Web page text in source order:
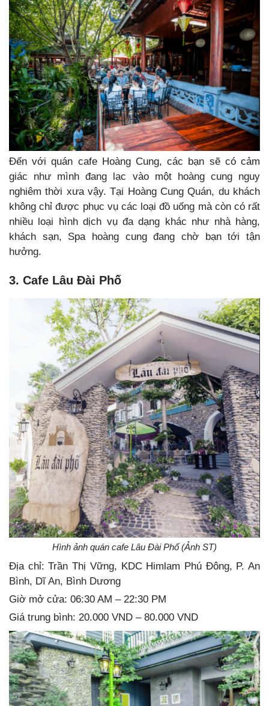
Đến với quán cafe Hoàng Cung, các bạn sẽ có cảm
giác như mình đang lạc vào một hoàng cung nguy
nghiêm thời xưa vậy. Tại Hoàng Cung Quán, du khách
không chỉ được phục vụ các loại đồ uống mà còn có rất
nhiều loại hình dịch vụ đa dạng khác như nhà hàng,
khách sạn, Spa hoàng cung đang chờ bạn tới tận
hưởng.
3. Cafe Lâu Đài Phố
Hình ảnh quán cafe Lâu Đài Phố (Ảnh ST)
Địa chỉ: Trần Thị Vững, KDC Himlam Phú Đông, P. An
Bình, Dĩ An, Bình Dương
Giờ mở cửa: 06:30 AM – 22:30 PM
Giá trung bình: 20.000 VND – 80.000 VND